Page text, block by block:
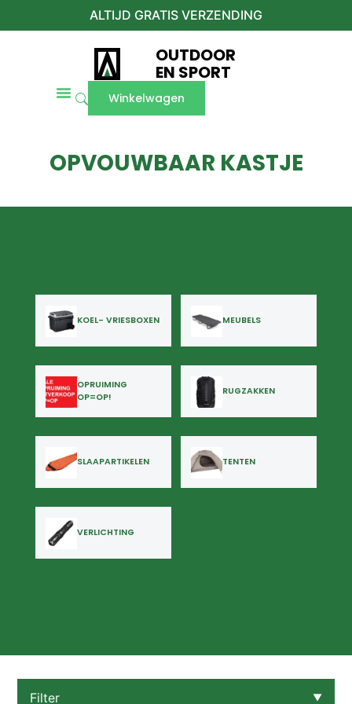
ALTIJD GRATIS VERZENDING
OUTDOOR
EN SPORT
Winkelwagen
OPVOUWBAAR KASTJE
KOEL- VRIESBOXEN MEUBELS
OPRUIMING
OP=OP!
RUGZAKKEN
SLAAPARTIKELEN TENTEN
VERLICHTING
Filter ▼